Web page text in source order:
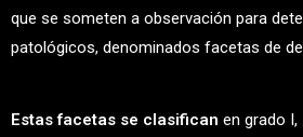
que se someten a observación para
patológicos, denominados facetas de
Estas facetas se clasifican en grado I,